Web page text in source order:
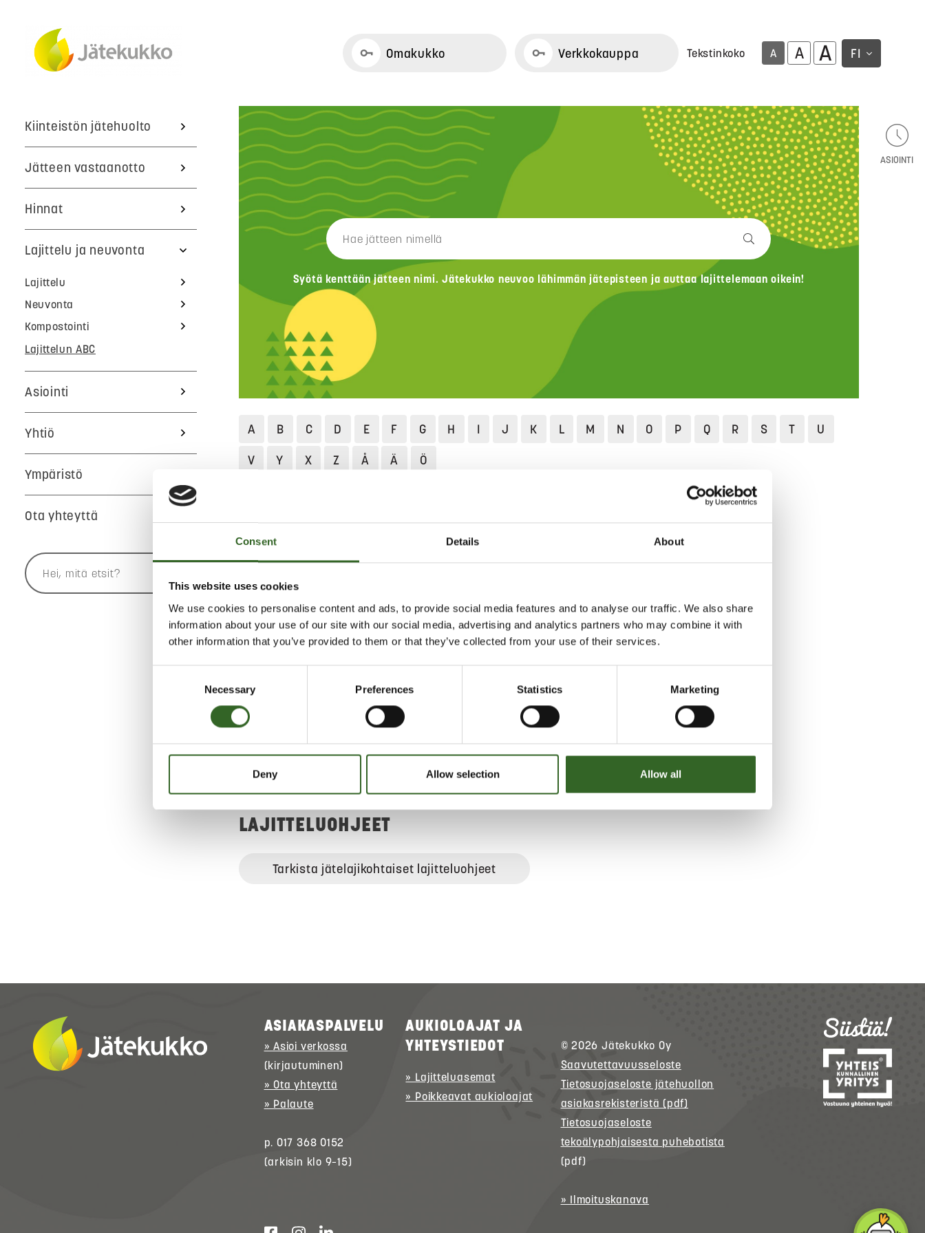
Consent Details About
This website uses cookies
We use cookies to personalise content and ads, to provide social media features and to analyse our traffic. We also share
information about your use of our site with our social media, advertising and analytics partners who may combine it with
other information that you’ve provided to them or that they’ve collected from your use of their services.
Necessary Preferences Statistics Marketing
Deny Allow selection Allow all
Omakukko Verkkokauppa Tekstinkoko A A A FI
Kiinteistön jätehuolto
Jätteen vastaanotto
Hinnat
Lajittelu ja neuvonta
Lajittelu
Neuvonta
Kompostointi
Lajittelun ABC
Asiointi
Yhtiö
Ympäristö
Ota yhteyttä
Syötä kenttään jätteen nimi. Jätekukko neuvoo lähimmän jätepisteen ja auttaa lajittelemaan oikein!
ASIOINTI
A B C D E F G H I J K L M N O P Q R S T
U
V
Y X Z Å Ä Ö
TUHKA
Ethän laita kuumaa tuhkaa jäteastiaan, sillä
se aiheuttaa tulipalon vaaran. Varmista, että
tuhka on jäähtynyt ennen lajittelua.
Lajittele tulisijan tai grillin tuhka
sekajätteeseen tiiviisti pakattuna.
sekajätteeseen tiiviisti pakattuna.
Vie raskaan polttoöljyn tuhka vaarallisen
jätteen keräykseen. Jätekukon
lajitteluasemat sekä kiertävät keräykset
vastaanottavat kotitalouksien vaarallista
jätettä maksutta.
LAJITTELUOHJEET
Tarkista jätelajikohtaiset lajitteluohjeet
ASIAKASPALVELU
» Asioi verkossa
(kirjautuminen)
» Ota yhteyttä
» Palaute
p. 017 368 0152
(arkisin klo 9–15)
AUKIOLOAJAT JA
YHTEYSTIEDOT
» Lajitteluasemat
» Poikkeavat aukioloajat
© 2026 Jätekukko Oy
Saavutettavuusseloste
Tietosuojaseloste jätehuollon
asiakasrekisteristä (pdf)
Tietosuojaseloste
tekoälypohjaisesta puhebotista
(pdf)
» Ilmoituskanava